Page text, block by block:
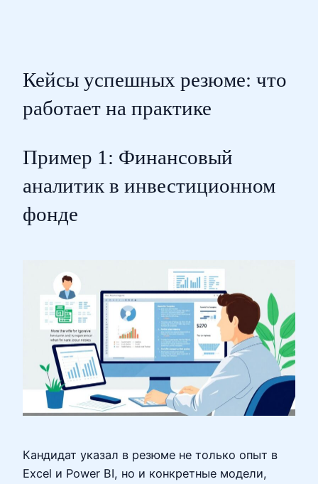
Кейсы успешных резюме: что
работает на практике
Пример 1: Финансовый
аналитик в инвестиционном
фонде
Кандидат указал в резюме не только опыт в
Excel и Power BI, но и конкретные модели,